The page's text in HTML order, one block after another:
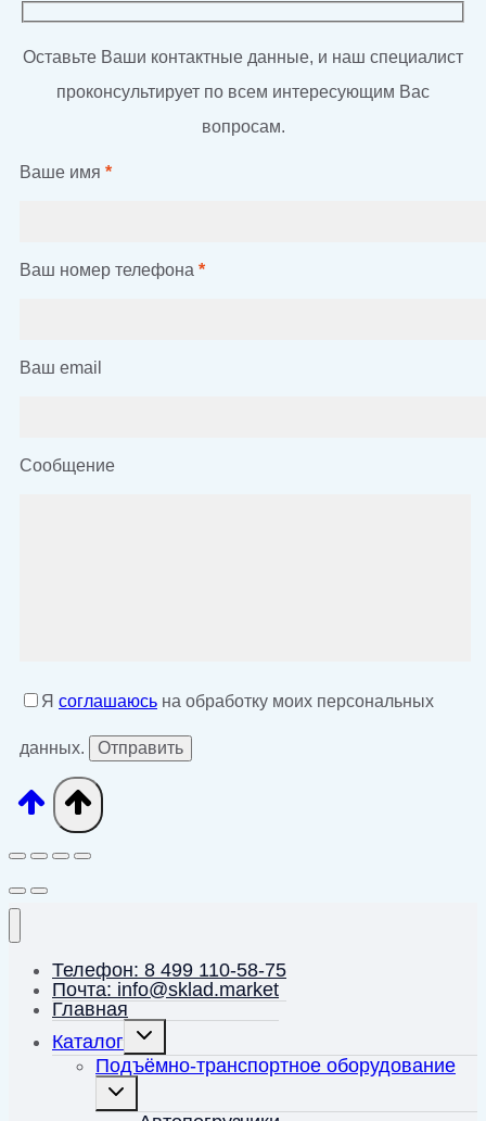
Оставьте Ваши контактные данные, и наш специалист
проконсультирует по всем интересующим Вас
вопросам.
Ваше имя *
Ваш номер телефона *
Ваш email
Сообщение
Я соглашаюсь на обработку моих персональных
данных.
Телефон: 8 499 110-58-75
Почта: info@sklad.market
Главная
Каталог
Переключить
меню
Подъёмно-транспортное оборудование
Переключить